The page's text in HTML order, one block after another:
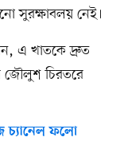
সুরক্ষাবলয় নেই।
এ খাতকে দ্রুত
জৌলুশ চিরতরে
ফলো